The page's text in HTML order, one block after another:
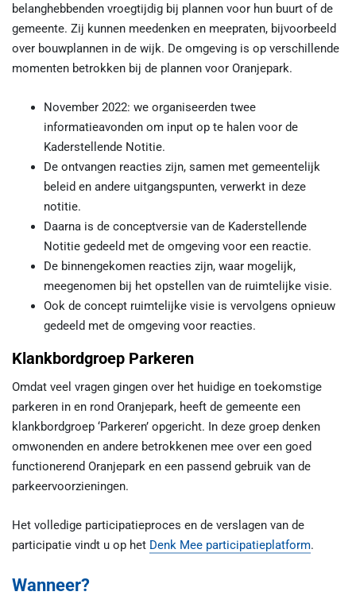
belanghebbenden vroegtijdig bij plannen voor hun buurt of de
gemeente. Zij kunnen meedenken en meepraten, bijvoorbeeld
over bouwplannen in de wijk. De omgeving is op verschillende
momenten betrokken bij de plannen voor Oranjepark.
November 2022: we organiseerden twee
informatieavonden om input op te halen voor de
Kaderstellende Notitie.
De ontvangen reacties zijn, samen met gemeentelijk
beleid en andere uitgangspunten, verwerkt in deze
notitie.
Daarna is de conceptversie van de Kaderstellende
Notitie gedeeld met de omgeving voor een reactie.
De binnengekomen reacties zijn, waar mogelijk,
meegenomen bij het opstellen van de ruimtelijke visie.
Ook de concept ruimtelijke visie is vervolgens opnieuw
gedeeld met de omgeving voor reacties.
Klankbordgroep Parkeren
Omdat veel vragen gingen over het huidige en toekomstige
parkeren in en rond Oranjepark, heeft de gemeente een
klankbordgroep ‘Parkeren’ opgericht. In deze groep denken
omwonenden en andere betrokkenen mee over een goed
functionerend Oranjepark en een passend gebruik van de
parkeervoorzieningen.
Het volledige participatieproces en de verslagen van de
participatie vindt u op het Denk Mee participatieplatform.
Wanneer?